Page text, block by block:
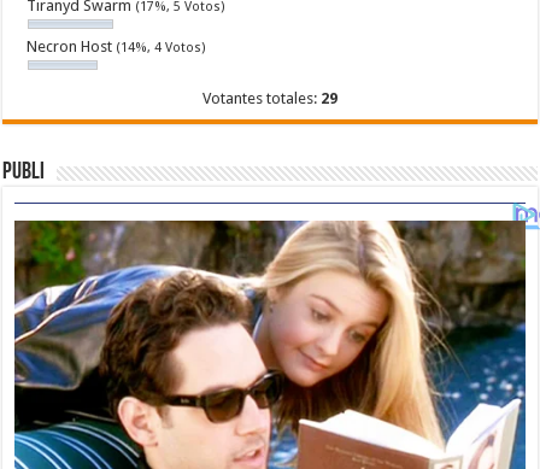
Tiranyd Swarm (17%, 5 Votos)
Necron Host (14%, 4 Votos)
Votantes totales: 29
Publi